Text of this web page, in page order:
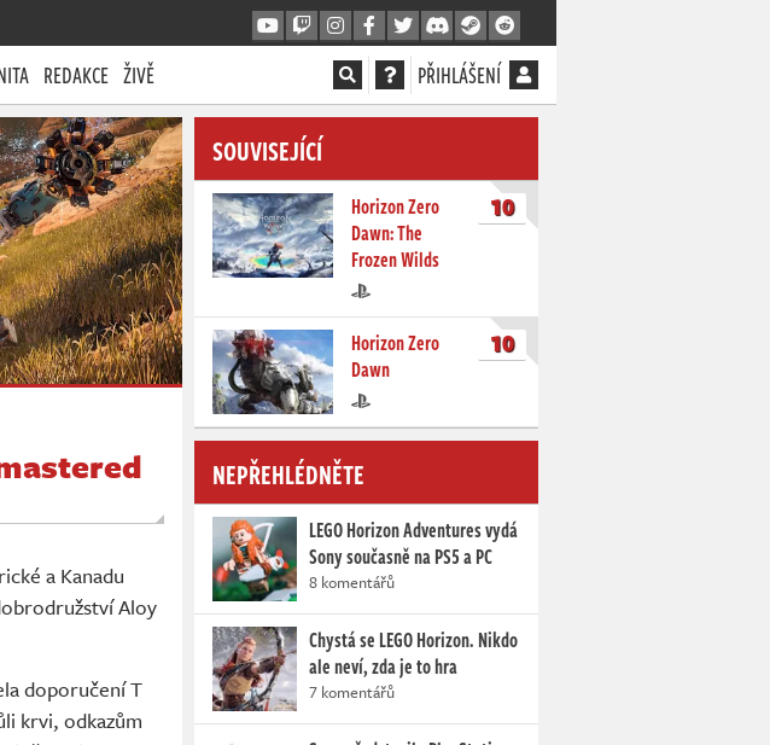
REDAKCE ŽIVĚ PŘIHLÁŠENÍ
a Kanadu
Aloy
doporučení T
krvi, odkazům
SOUVISEJÍCÍ
Horizon Zero
Dawn: The
Frozen Wilds
10
Horizon Zero
Dawn
10
NEPŘEHLÉDNĚTE
LEGO Horizon Adventures vydá
Sony současně na PS5 a PC
8 komentářů
Chystá se LEGO Horizon. Nikdo
ale neví, zda je to hra
7 komentářů